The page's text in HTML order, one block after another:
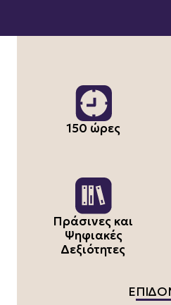
150 ώρες
Πράσινες και
Ψηφιακές
Δεξιότητες